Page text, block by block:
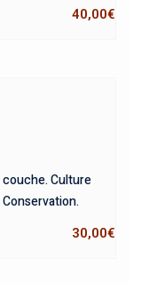
40,00€
couche. Culture
30,00€